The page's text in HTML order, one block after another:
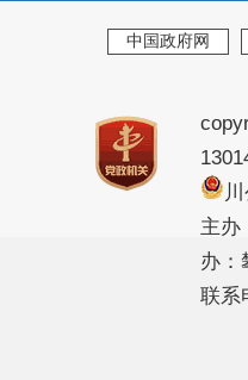
中国政府网
主
办
联系